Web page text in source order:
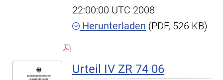
22:00:00 UTC 2008
Herunterladen (PDF, 526 KB)
Urteil IV ZR 74 06